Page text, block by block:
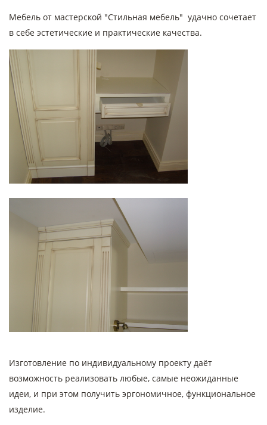
Мебель от мастерской "Стильная мебель" удачно сочетает
в себе эстетические и практические качества.
Изготовление по индивидуальному проекту даёт
возможность реализовать любые, самые неожиданные
идеи, и при этом получить эргономичное, функциональное
изделие.